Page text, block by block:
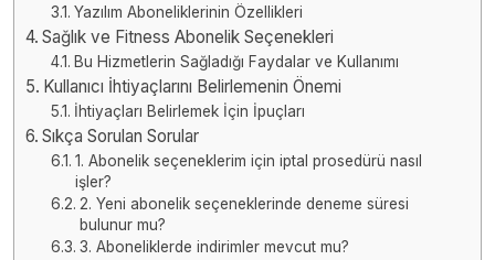
Yazılım Aboneliklerinin Özellikleri
Sağlık ve Fitness Abonelik Seçenekleri
Bu Hizmetlerin Sağladığı Faydalar ve Kullanımı
Kullanıcı İhtiyaçlarını Belirlemenin Önemi
İhtiyaçları Belirlemek İçin İpuçları
Sıkça Sorulan Sorular
1. Abonelik seçeneklerim için iptal prosedürü nasıl
işler?
2. Yeni abonelik seçeneklerinde deneme süresi
bulunur mu?
3. Aboneliklerde indirimler mevcut mu?